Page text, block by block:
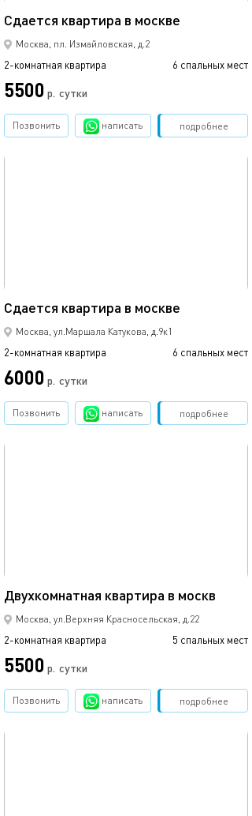
Сдается квaртирa в москве
Москва, пл. Измайловская, д.2
2-комнатная квартира 6 спальных мест
5500 р. сутки
подробнее
Позвонить написать Забронировать
Сдается квaртирa в москве
Москва, ул.Маршала Катукова, д.9к1
2-комнатная квартира 6 спальных мест
6000 р. сутки
подробнее
Позвонить написать Забронировать
Двухкомнатная квартира в москв
Москва, ул.Верхняя Красносельская, д.22
2-комнатная квартира 5 спальных мест
5500 р. сутки
подробнее
Позвонить написать Забронировать